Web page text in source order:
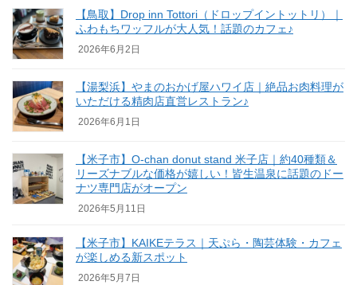
【鳥取】Drop inn Tottori（ドロップイントットリ）｜
ふわもちワッフルが大人気！話題のカフェ♪
2026年6月2日
【湯梨浜】やまのおかげ屋ハワイ店｜絶品お肉料理が
いただける精肉店直営レストラン♪
2026年6月1日
【米子市】O-chan donut stand 米子店｜約40種類＆
リーズナブルな価格が嬉しい！皆生温泉に話題のドー
ナツ専門店がオープン
2026年5月11日
【米子市】KAIKEテラス｜天ぷら・陶芸体験・カフェ
が楽しめる新スポット
2026年5月7日